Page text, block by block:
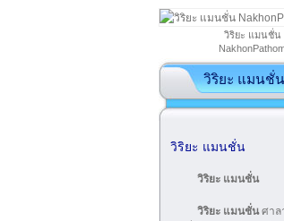
วิริยะ แมนชั่น
วิริยะ แมนชั่น
วิริยะ แมนชั่น
วิริยะ แมนชั่น
วิริยะ แมนชั่นศาล